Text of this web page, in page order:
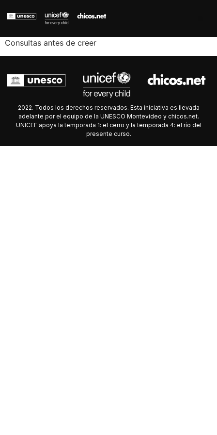
Consultas antes de creer
2022. Todos los derechos reservados. Esta iniciativa es llevada
adelante por el equipo de la UNESCO Montevideo y chicos.net.
UNICEF apoya la temporada 1: el cerro y la temporada 4: el río del
presente curso.